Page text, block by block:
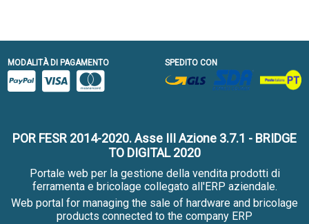
MODALITÀ DI PAGAMENTO SPEDITO CON
POR FESR 2014-2020. Asse III Azione 3.7.1 - BRIDGE
TO DIGITAL 2020
Portale web per la gestione della vendita prodotti di
ferramenta e bricolage collegato all'ERP aziendale.
Web portal for managing the sale of hardware and bricolage
products connected to the company ERP